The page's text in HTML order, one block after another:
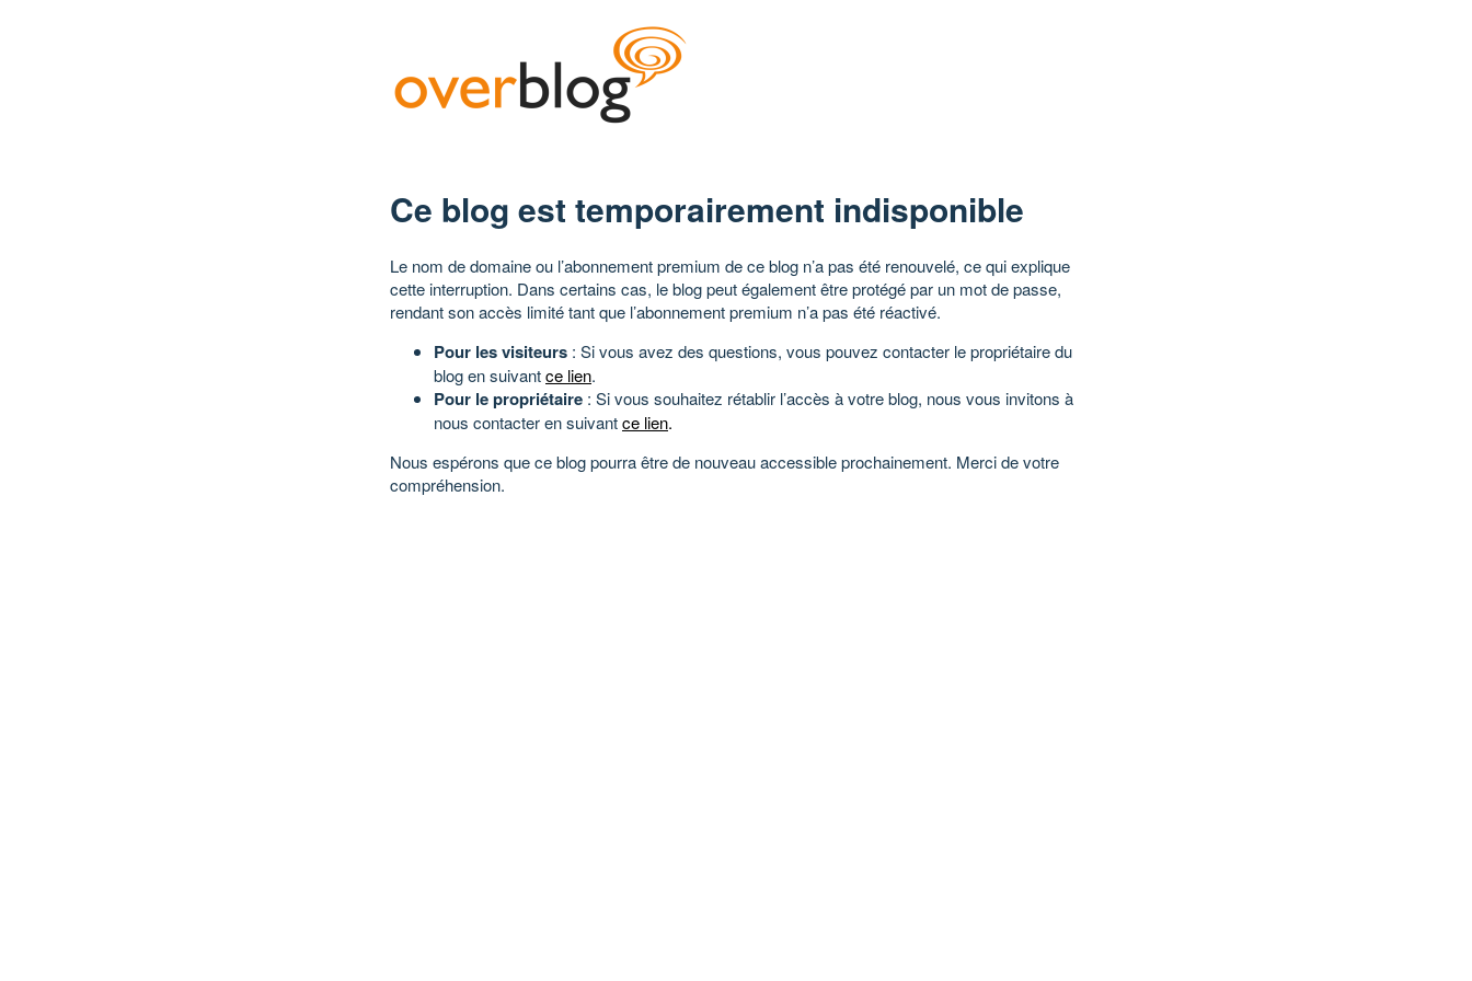
Ce blog est temporairement indisponible
Le nom de domaine ou l’abonnement premium de ce blog n’a pas été renouvelé, ce qui explique
cette interruption. Dans certains cas, le blog peut également être protégé par un mot de passe,
rendant son accès limité tant que l’abonnement premium n’a pas été réactivé.
Pour les visiteurs : Si vous avez des questions, vous pouvez contacter le propriétaire du
blog en suivantce lien.
Pour le propriétaire : Si vous souhaitez rétablir l’accès à votre blog, nous vous invitons à
nous contacter en suivantce lien.
Nous espérons que ce blog pourra être de nouveau accessible prochainement. Merci de votre
compréhension.